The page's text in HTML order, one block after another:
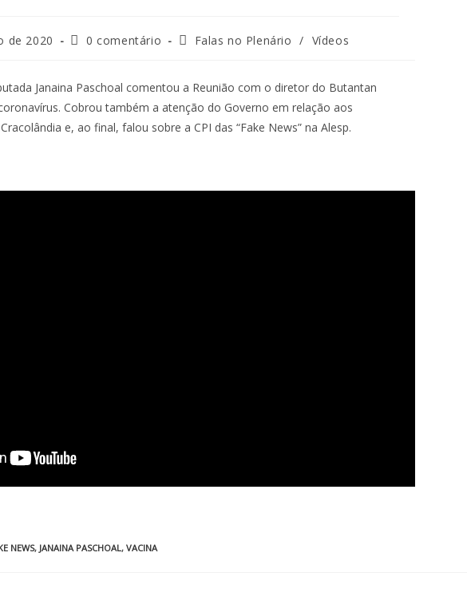
de 2020 0 comentário Falas no Plenário / Vídeos
Janaina Paschoal comentou a Reunião com o diretor do Butantan
Cobrou também a atenção do Governo em relação aos
e, ao final, falou sobre a CPI das “Fake News” na Alesp.
NEWS, JANAINA PASCHOAL, VACINA